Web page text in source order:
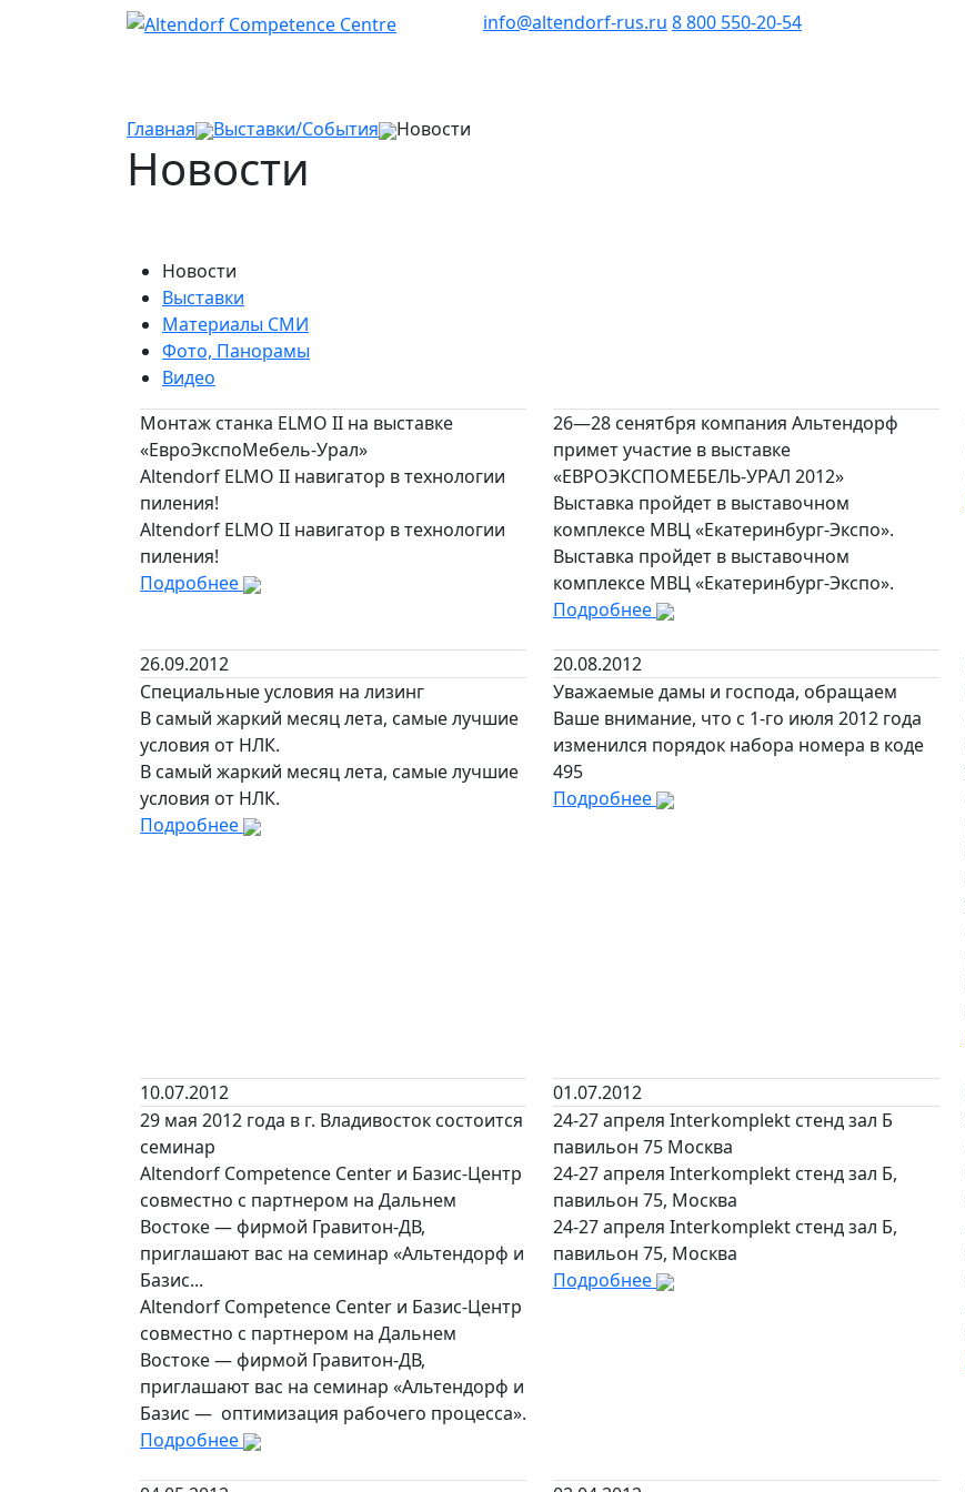
info@altendorf-rus.ru 8 800 550-20-54
Главная Выставки/События Новости
Новости
Новости
Выставки
Материалы СМИ
Фото, Панорамы
Видео
Монтаж станка ELMO II на выставке
«ЕвроЭкспоМебель-Урал»
Altendorf ELMO II навигатор в технологии
пиления!
Altendorf ELMO II навигатор в технологии
пиления!
Подробнее
26.09.2012
26—28 сенятбря компания Альтендорф
примет участие в выставке
«ЕВРОЭКСПОМЕБЕЛЬ-УРАЛ 2012»
Выставка пройдет в выставочном
комплексе МВЦ «Екатеринбург-Экспо».
Выставка пройдет в выставочном
комплексе МВЦ «Екатеринбург-Экспо».
Подробнее
20.08.2012
Специальные условия на лизинг
В самый жаркий месяц лета, самые лучшие
условия от НЛК.
В самый жаркий месяц лета, самые лучшие
условия от НЛК.
Подробнее
10.07.2012
Уважаемые дамы и господа, обращаем
Ваше внимание, что с 1-го июля 2012 года
изменился порядок набора номера в коде
495
Подробнее
01.07.2012
29 мая 2012 года в г. Владивосток состоится
семинар
Altendorf Competence Center и Базис-Центр
совместно с партнером на Дальнем
Востоке — фирмой Гравитон-ДВ,
приглашают вас на семинар «Альтендорф и
Базис...
Altendorf Competence Center и Базис-Центр
совместно с партнером на Дальнем
Востоке — фирмой Гравитон-ДВ,
приглашают вас на семинар «Альтендорф и
Базис — оптимизация рабочего процесса».
Подробнее
24-27 апреля Interkomplekt стенд зал Б
павильон 75 Москва
24-27 апреля Interkomplekt стенд зал Б,
павильон 75, Москва
24-27 апреля Interkomplekt стенд зал Б,
павильон 75, Москва
Подробнее